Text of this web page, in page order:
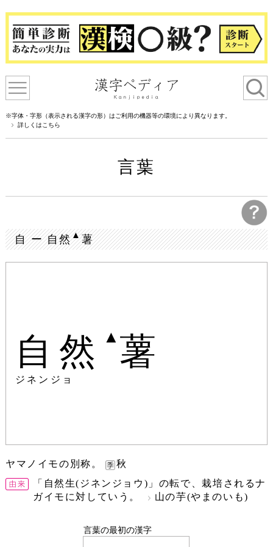
※字体・字形（表示される漢字の形）はご利用の機器等の環境により異なります。
詳しくはこちら
言葉
自 ー 自然▲薯
自然 ▲ 薯
ジネンジョ
ヤマノイモの別称。
秋
「自然生(ジネンジョウ)」の転で、栽培されるナ
ガイモに対していう。
山の芋(やまのいも)
言葉の最初の漢字